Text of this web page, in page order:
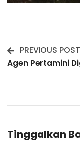
Post
PREVIOUS POST
Agen Pertamini
Tinggalkan